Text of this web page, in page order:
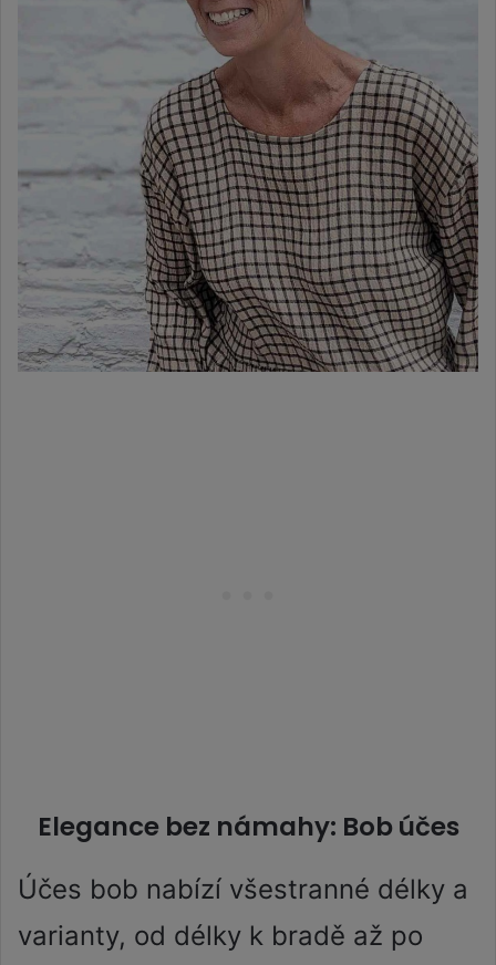
Elegance bez námahy: Bob účes
Účes bob nabízí všestranné délky a
varianty, od délky k bradě až po